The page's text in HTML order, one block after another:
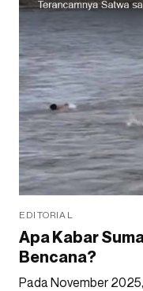
EDITORIAL
Apa Kabar
Bencana?
Pada November